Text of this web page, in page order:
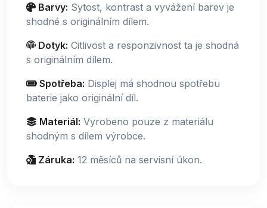
Barvy: Sytost, kontrast a vyvážení barev je
shodné s originálním dílem.
Dotyk: Citlivost a responzivnost ta je shodná
s originálním dílem.
Spotřeba: Displej má shodnou spotřebu
baterie jako originální díl.
Materiál: Vyrobeno pouze z materiálu
shodným s dílem výrobce.
Záruka: 12 měsíců na servisní úkon.